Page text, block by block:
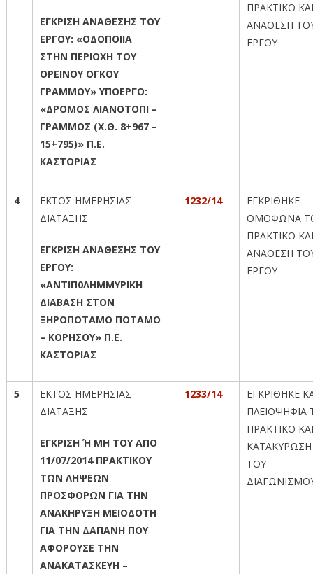
ΕΓΚΡΙΣΗ ΑΝΑΘΕΣΗΣ ΤΟΥ
ΕΡΓΟΥ: «ΟΔΟΠΟΙΙΑ
ΣΤΗΝ ΠΕΡΙΟΧΗ ΤΟΥ
ΟΡΕΙΝΟΥ ΟΓΚΟΥ
ΓΡΑΜΜΟΥ» ΥΠΟΕΡΓΟ:
«ΔΡΟΜΟΣ ΛΙΑΝΟΤΟΠΙ –
ΓΡΑΜΜΟΣ (Χ.Θ. 8+967 –
15+795)» Π.Ε.
ΚΑΣΤΟΡΙΑΣ
ΠΡΑΚΤΙΚΟ
ΑΝΑΘΕΣΗ
ΕΡΓΟΥ
4
ΕΚΤΟΣ ΗΜΕΡΗΣΙΑΣ
ΔΙΑΤΑΞΗΣ
ΕΓΚΡΙΣΗ ΑΝΑΘΕΣΗΣ ΤΟΥ
ΕΡΓΟΥ:
«ΑΝΤΙΠ0ΛΗΜΜΥΡΙΚΗ
ΔΙΑΒΑΣΗ ΣΤΟΝ
ΞΗΡΟΠΟΤΑΜΟ ΠΟΤΑΜΟ
– ΚΟΡΗΣΟΥ» Π.Ε.
ΚΑΣΤΟΡΙΑΣ
1232/14
ΕΓΚΡΙΘΗΚΕ
ΟΜΟΦΩΝΑ
ΠΡΑΚΤΙΚΟ
ΑΝΑΘΕΣΗ
ΕΡΓΟΥ
5
ΕΚΤΟΣ ΗΜΕΡΗΣΙΑΣ
ΔΙΑΤΑΞΗΣ
ΕΓΚΡΙΣΗ Ή ΜΗ ΤΟΥ ΑΠΟ
11/07/2014 ΠΡΑΚΤΙΚΟΥ
ΤΩΝ ΛΗΨΕΩΝ
ΠΡΟΣΦΟΡΩΝ ΓΙΑ ΤΗΝ
ΑΝΑΚΗΡΥΞΗ ΜΕΙΟΔΟΤΗ
ΓΙΑ ΤΗΝ ΔΑΠΑΝΗ ΠΟΥ
ΑΦΟΡΟΥΣΕ ΤΗΝ
ΑΝΑΚΑΤΑΣΚΕΥΗ –
1233/14
ΕΓΚΡΙΘΗΚΕ
ΠΛΕΙΟΨΗΦΙΑ
ΠΡΑΚΤΙΚΟ
ΚΑΤΑΚΥΡΩΣΗ
ΤΟΥ